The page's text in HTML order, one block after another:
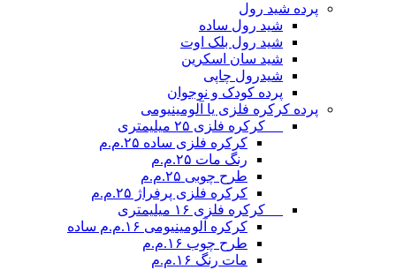
پرده شید رول
شید رول ساده
شید رول بلک اوت
شید سان اسکرین
شیدرول چاپی
پرده کودک و نوجوان
پرده کرکره فلزی یا آلومینیومی
__ کرکره فلزی ۲۵ میلیمتری
کرکره فلزی ساده ۲۵.م.م
رنگ مات ۲۵.م.م
طرح چوبی ۲۵.م.م
کرکره فلزی پرفراژ ۲۵.م.م
__ کرکره فلزی ۱۶ میلیمتری
کرکره آلومینیومی ۱۶.م.م ساده
طرح چوب ۱۶.م.م
مات رنگ ۱۶.م.م